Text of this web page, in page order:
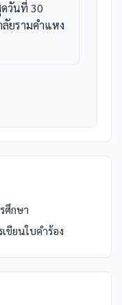
วันที่ 30
ยรามคำแหง
ศึกษา
ขียนใบคำร้อง